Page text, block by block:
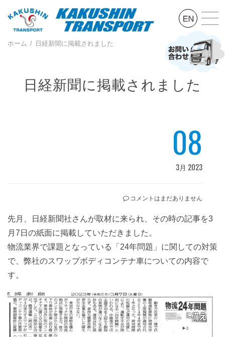
ホーム 日経新聞に掲載されました
日経新聞に掲載されました
08
3月 2023
コメントはまだありません
先月、日経新聞社さんが取材に来られ、その時の記事を3
月7日の紙面に掲載していただきました。
物流業界で課題となっている「24年問題」に関しての対策
で、弊社のスワップボディコンテナ車についての内容で
す。